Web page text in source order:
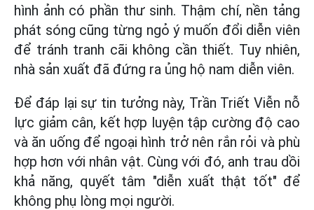
hình ảnh có phần thư sinh. Thậm chí, nền tảng
phát sóng cũng từng ngỏ ý muốn đổi diễn viên
để tránh tranh cãi không cần thiết. Tuy nhiên,
nhà sản xuất đã đứng ra ủng hộ nam diễn viên.
Để đáp lại sự tin tưởng này, Trần Triết Viễn nỗ
lực giảm cân, kết hợp luyện tập cường độ cao
và ăn uống để ngoại hình trở nên rắn rỏi và phù
hợp hơn với nhân vật. Cùng với đó, anh trau dồi
khả năng, quyết tâm "diễn xuất thật tốt" để
không phụ lòng mọi người.